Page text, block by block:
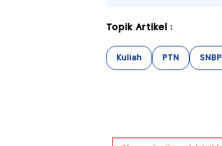
Topik Artikel :
Kuliah PTN